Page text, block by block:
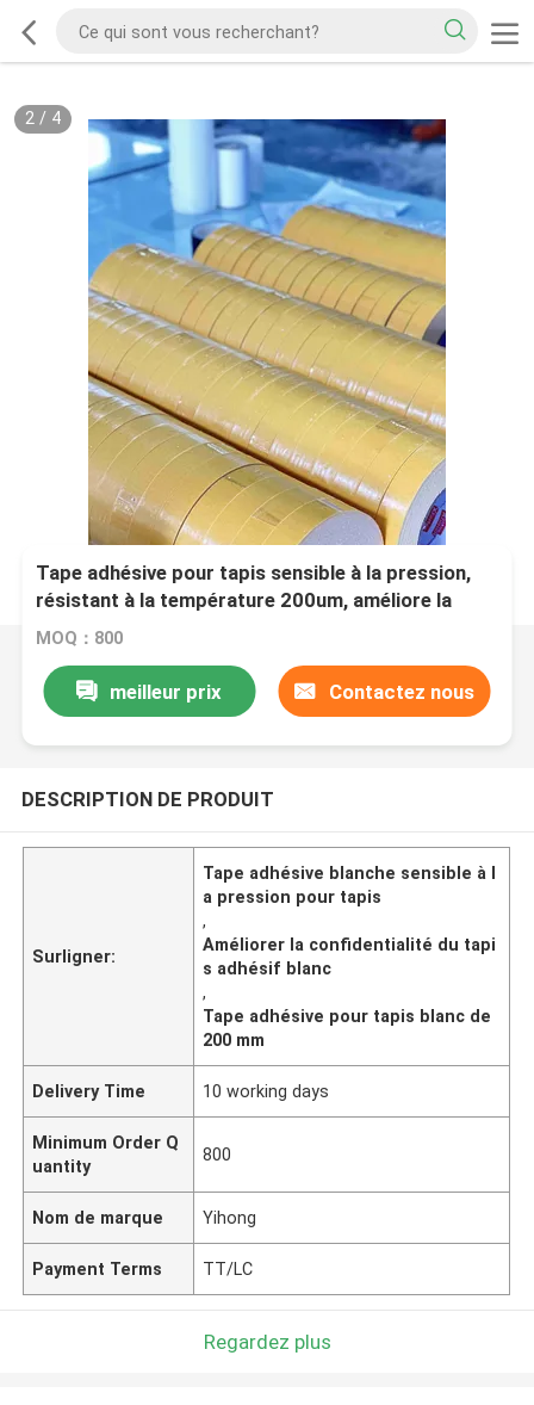
2/ 4
Tape adhésive pour tapis sensible à la pression,
résistant à la température 200um, améliore la
confidentialité
MOQ：800
meilleur prix Contactez nous
DESCRIPTION DE PRODUIT
Surligner:
Tape adhésive blanche sensible à l
a pression pour tapis
,
Améliorer la confidentialité du tapi
s adhésif blanc
,
Tape adhésive pour tapis blanc de
200 mm
Delivery Time 10 working days
Minimum Order Q
uantity
800
Nom de marque Yihong
Payment Terms TT/LC
Regardez plus